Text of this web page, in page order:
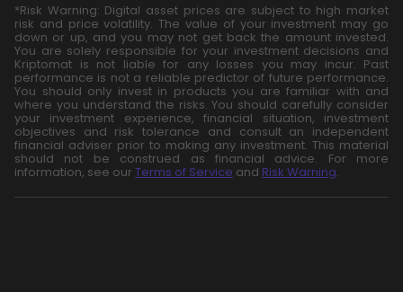
*Risk Warning: Digital asset prices are subject to high market
risk and price volatility. The value of your investment may go
down or up, and you may not get back the amount invested.
You are solely responsible for your investment decisions and
Kriptomat is not liable for any losses you may incur. Past
performance is not a reliable predictor of future performance.
You should only invest in products you are familiar with and
where you understand the risks. You should carefully consider
your investment experience, financial situation, investment
objectives and risk tolerance and consult an independent
financial adviser prior to making any investment. This material
should not be construed as financial advice. For more
information, see our Terms of Service and Risk Warning.